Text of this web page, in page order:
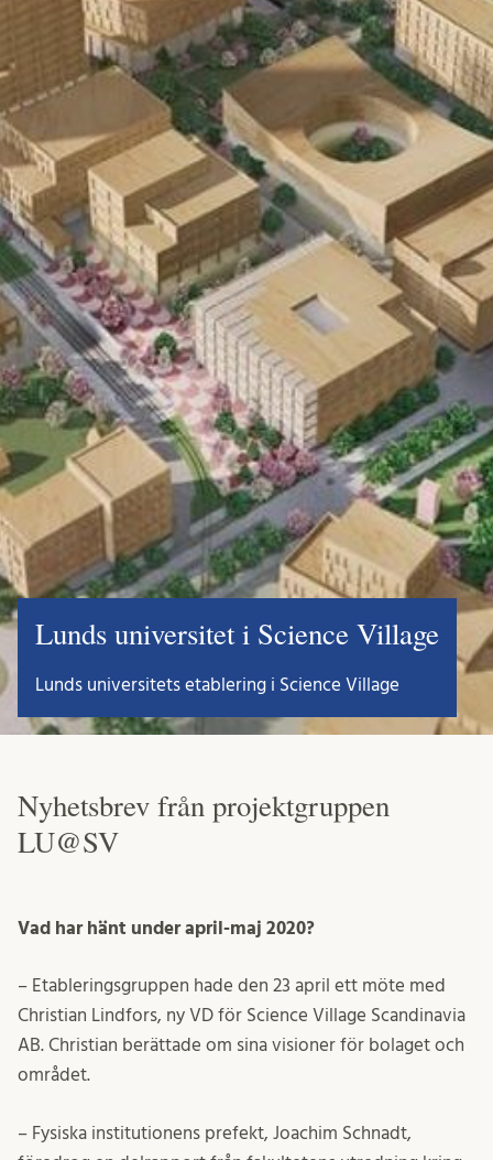
Lunds universitet i Science Village
Lunds universitets etablering i Science Village
Nyhetsbrev från projektgruppen
LU@SV
Vad har hänt under april-maj 2020?
– Etableringsgruppen hade den 23 april ett möte med
Christian Lindfors, ny VD för Science Village Scandinavia
AB. Christian berättade om sina visioner för bolaget och
området.
– Fysiska institutionens prefekt, Joachim Schnadt,